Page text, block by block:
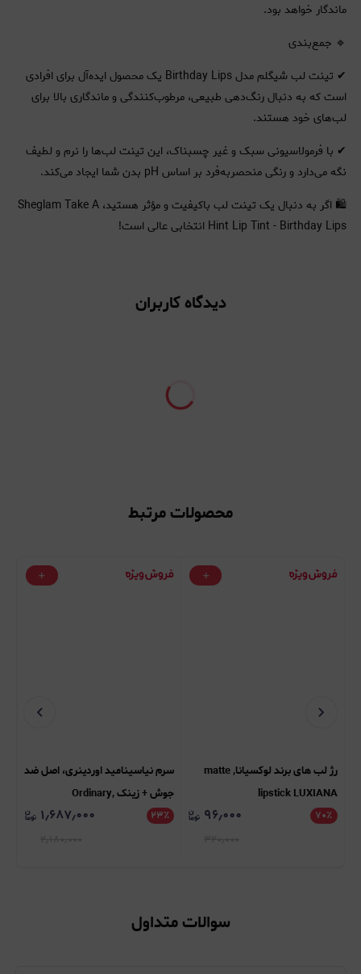
ماندگار خواهد بود.
🔹 جمع‌بندی
✔ تینت لب شیگلم مدل Birthday Lips یک محصول ایده‌آل برای افرادی
است که به دنبال رنگ‌دهی طبیعی، مرطوب‌کنندگی و ماندگاری بالا برای
لب‌های خود هستند.
✔ با فرمولاسیونی سبک و غیر چسبناک، این تینت لب‌ها را نرم و لطیف
نگه می‌دارد و رنگی منحصربه‌فرد بر اساس pH بدن شما ایجاد می‌کند.
🛍 اگر به دنبال یک تینت لب باکیفیت و مؤثر هستید، Sheglam Take A
Hint Lip Tint - Birthday Lips انتخابی عالی است!
دیدگاه کاربران
محصولات مرتبط
رژ لب های برند لوکسیانا, matte
lipstick LUXIANA
۷۰٪ ۹۶٫۰۰۰
سرم نیاسینامید اوردینری، اصل ضد
جوش + زینک Ordinary,
Niacinamide 10% + Zinc 1%
۲۳٪ ۱٫۶۸۷٫۰۰۰
سوالات متداول